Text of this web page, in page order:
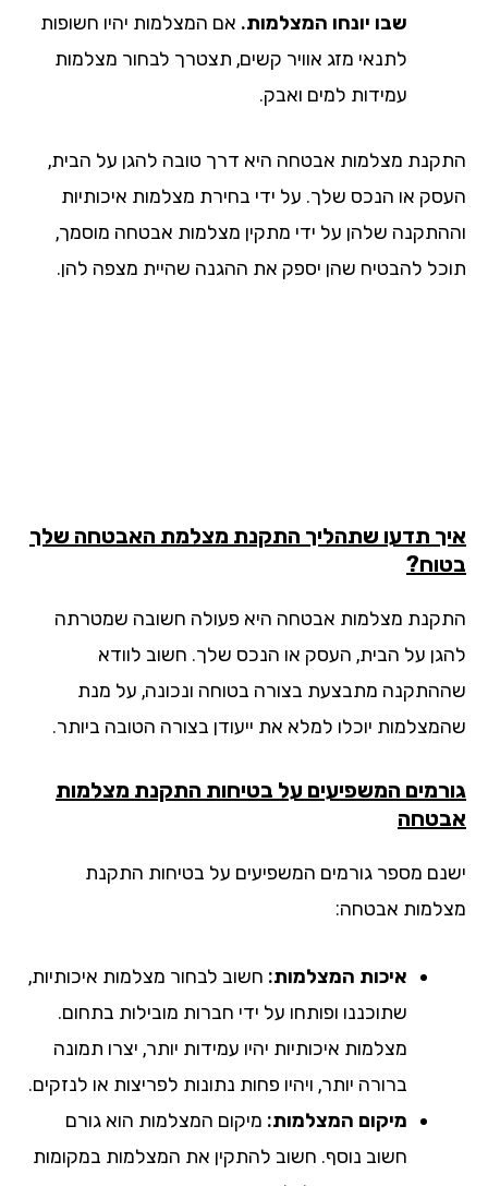
שבו יונחו המצלמות.אם המצלמות יהיו חשופות
לתנאי מזג אוויר קשים, תצטרך לבחור מצלמות
עמידות למים ואבק.
מצלמות אבטחה היא דרך טובה להגן על הבית,
או הנכס שלך. על ידי בחירת מצלמות איכותיות
שלהן על ידי מתקין מצלמות אבטחה מוסמך,
להבטיח שהן יספק את ההגנה שהיית מצפה להן.
תדעו שתהליך התקנת מצלמת האבטחה שלך
מצלמות אבטחה היא פעולה חשובה שמטרתה
על הבית, העסק או הנכס שלך. חשוב לוודא
מתבצעת בצורה בטוחה ונכונה, על מנת
יוכלו למלא את ייעודן בצורה הטובה ביותר.
המשפיעים על בטיחות התקנת מצלמות
מספר גורמים המשפיעים על בטיחות התקנת
אבטחה:
איכות המצלמות:חשוב לבחור מצלמות איכותיות,
שתוכננו ופותחו על ידי חברות מובילות בתחום.
מצלמות איכותיות יהיו עמידות יותר, יצרו תמונה
ברורה יותר, ויהיו פחות נתונות לפריצות או לנזקים.
מיקום המצלמות:מיקום המצלמות הוא גורם
חשוב נוסף. חשוב להתקין את המצלמות במקומות